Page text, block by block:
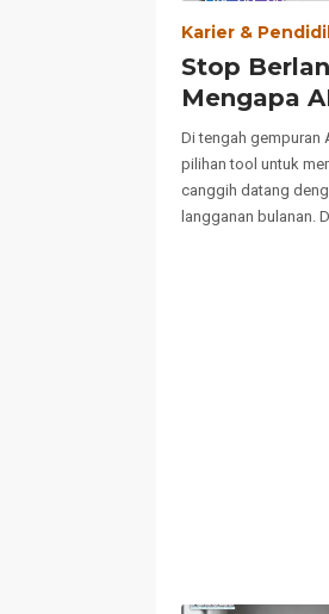
Karier &
Stop
Mengapa
untuk Guru
Ribu,
Di tengah gempuran
pilihan tool untuk
canggih datang
langganan bulanan.